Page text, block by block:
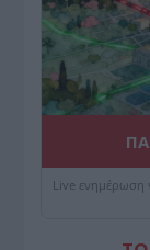
Live ενημέρωση